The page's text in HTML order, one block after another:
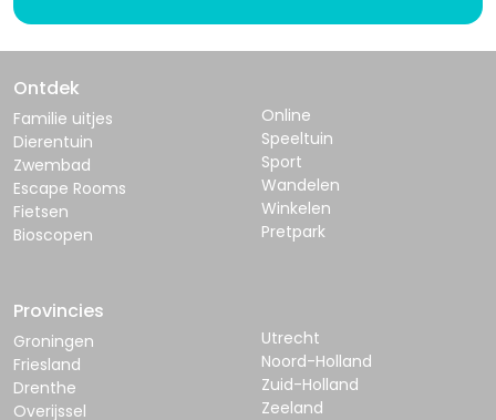
Ontdek
Familie uitjes
Dierentuin
Zwembad
Escape Rooms
Fietsen
Bioscopen
Online
Speeltuin
Sport
Wandelen
Winkelen
Pretpark
Provincies
Groningen
Friesland
Drenthe
Overijssel
Utrecht
Noord-Holland
Zuid-Holland
Zeeland